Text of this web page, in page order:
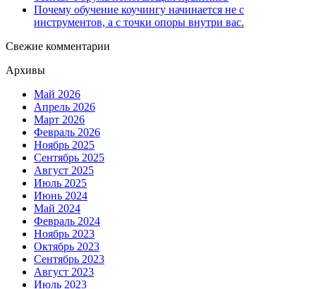
Почему обучение коучингу начинается не с
инструментов, а с точки опоры внутри вас.
Свежие комментарии
Архивы
Май 2026
Апрель 2026
Март 2026
Февраль 2026
Ноябрь 2025
Сентябрь 2025
Август 2025
Июль 2025
Июнь 2024
Май 2024
Февраль 2024
Ноябрь 2023
Октябрь 2023
Сентябрь 2023
Август 2023
Июль 2023